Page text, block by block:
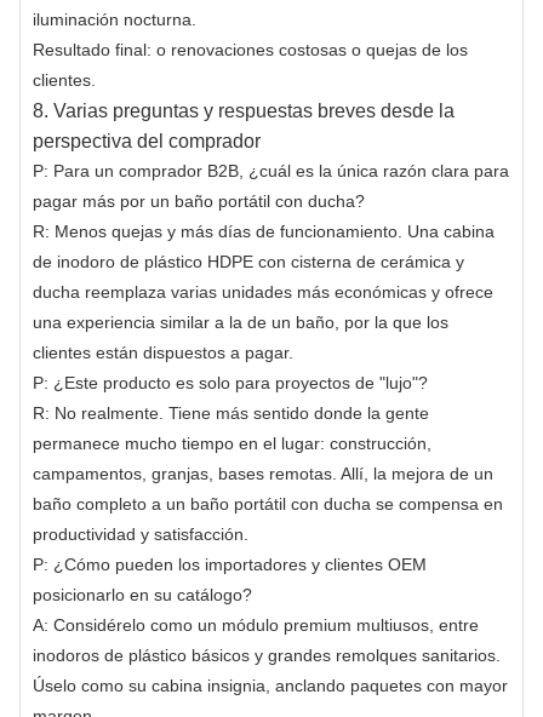
iluminación nocturna.
Resultado final: o renovaciones costosas o quejas de los
clientes.
8. Varias preguntas y respuestas breves desde la
perspectiva del comprador
P: Para un comprador B2B, ¿cuál es la única razón clara para
pagar más por un baño portátil con ducha?
R: Menos quejas y más días de funcionamiento. Una cabina
de inodoro de plástico HDPE con cisterna de cerámica y
ducha reemplaza varias unidades más económicas y ofrece
una experiencia similar a la de un baño, por la que los
clientes están dispuestos a pagar.
P: ¿Este producto es solo para proyectos de "lujo"?
R: No realmente. Tiene más sentido donde la gente
permanece mucho tiempo en el lugar: construcción,
campamentos, granjas, bases remotas. Allí, la mejora de un
baño completo a un baño portátil con ducha se compensa en
productividad y satisfacción.
P: ¿Cómo pueden los importadores y clientes OEM
posicionarlo en su catálogo?
A: Considérelo como un módulo premium multiusos, entre
inodoros de plástico básicos y grandes remolques sanitarios.
Úselo como su cabina insignia, anclando paquetes con mayor